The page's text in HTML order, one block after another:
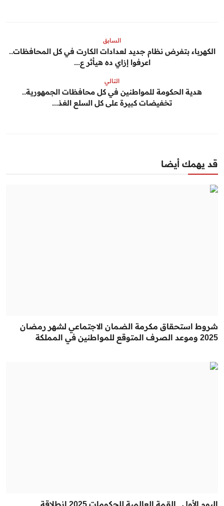
السابق
الكهرباء بتفرض نظام جديد لعدادات الكارت في كل المحافظات..
اعرفوا إزاي ده هيأثر ع...
التالي
هدية الحكومة للمواطنين في كل محافظات الجمهورية..
تخفيضات كبيرة على كل السلع الغذ...
قد يهمك أيضا
شروط استحقاق مكرمة الضمان الاجتماعي لشهر رمضان
2025 وموعد الصرف المتوقع للمواطنين في المملكة
اليوم الأول.. القمة العالمية للحكومات 2025 انطلاقة